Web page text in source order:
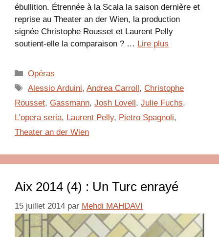
ébullition. Étrennée à la Scala la saison dernière et
reprise au Theater an der Wien, la production
signée Christophe Rousset et Laurent Pelly
soutient-elle la comparaison ? … Lire plus
Catégories
Opéras
Étiquettes
Alessio Arduini,Andrea Carroll, Christophe
Rousset, Gassmann, Josh Lovell, Julie Fuchs,
L’opera seria, Laurent Pelly, Pietro Spagnoli,
Theater an der Wien
Aix 2014 (4) : Un Turc enrayé
15 juillet 2014 par Mehdi MAHDAVI